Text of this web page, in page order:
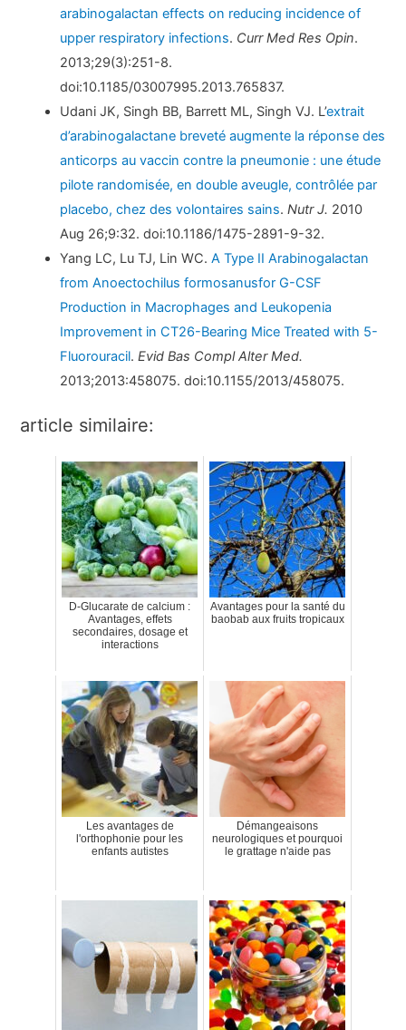
arabinogalactan effects on reducing incidence of
upper respiratory infections. Curr Med Res Opin.
2013;29(3):251-8.
doi:10.1185/03007995.2013.765837.
Udani JK, Singh BB, Barrett ML, Singh VJ. L’extrait
d’arabinogalactane breveté augmente la réponse des
anticorps au vaccin contre la pneumonie : une étude
pilote randomisée, en double aveugle, contrôlée par
placebo, chez des volontaires sains.Nutr J. 2010
Aug 26;9:32. doi:10.1186/1475-2891-9-32.
Yang LC, Lu TJ, Lin WC.A Type II Arabinogalactan
from Anoectochilus formosanusfor G-CSF
Production in Macrophages and Leukopenia
Improvement in CT26-Bearing Mice Treated with 5-
Fluorouracil.Evid Bas Compl Alter Med.
2013;2013:458075. doi:10.1155/2013/458075.
article similaire:
D-Glucarate de calcium :
Avantages, effets
secondaires, dosage et
interactions
Avantages pour la santé du
baobab aux fruits tropicaux
Les avantages de
l'orthophonie pour les
enfants autistes
Démangeaisons
neurologiques et pourquoi
le grattage n'aide pas